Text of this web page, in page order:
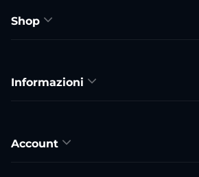
Shop
Informazioni
Account